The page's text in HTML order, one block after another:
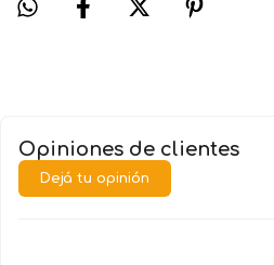
Opiniones de clientes
Dejá tu opinión